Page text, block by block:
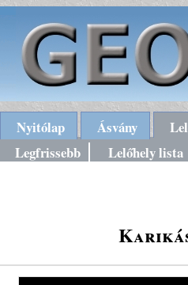
Nyitólap Ásvány
Legfrissebb
Lelőhely lista